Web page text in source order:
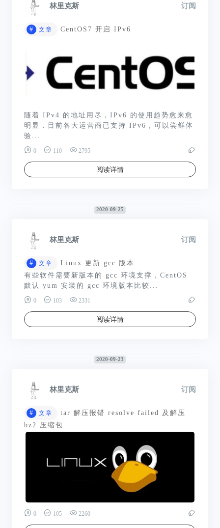
林里克斯 订阅
# 文章 CentOS7 开启 IPv6
随着 IPv4 的地址用尽，IPv6 的使用趋势愈来愈
明显，目前各大运营商已支持 IPv6，可以尝鲜体
验...
0 110 2795
阅读详情
2020-09-25
林里克斯 订阅
# 文章
Linux 更新 gcc 版本
有些软件需要新版本的 gcc 环境支撑，CentOS
默认 yum 安装的 gcc 环境版本比较...
0 103 2331
阅读详情
2020-09-23
林里克斯 订阅
# 文章
tar 解压报错 resolve failed 及解压
bz2 压缩包
0 105 2260